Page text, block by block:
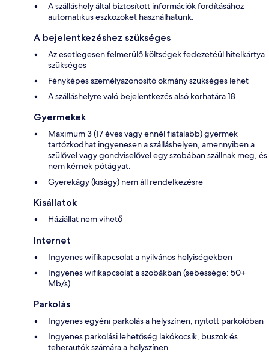
A szálláshely által biztosított információk fordításához
automatikus eszközöket használhatunk.
A bejelentkezéshez szükséges
Az esetlegesen felmerülő költségek fedezetéül hitelkártya
szükséges
Fényképes személyazonosító okmány szükséges lehet
A szálláshelyre való bejelentkezés alsó korhatára 18
Gyermekek
Maximum 3 (17 éves vagy ennél fiatalabb) gyermek
tartózkodhat ingyenesen a szálláshelyen, amennyiben a
szülővel vagy gondviselővel egy szobában szállnak meg, és
nem kérnek pótágyat.
Gyerekágy (kiságy) nem áll rendelkezésre
Kisállatok
Háziállat nem vihető
Internet
Ingyenes wifikapcsolat a nyilvános helyiségekben
Ingyenes wifikapcsolat a szobákban (sebessége: 50+
Mb/s)
Parkolás
Ingyenes egyéni parkolás a helyszínen, nyitott parkolóban
Ingyenes parkolási lehetőség lakókocsik, buszok és
teherautók számára a helyszínen